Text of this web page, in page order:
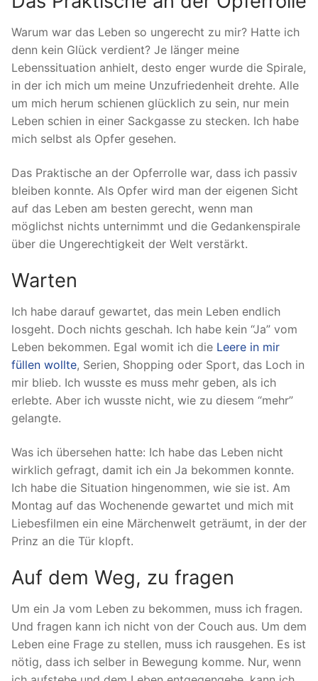
Warum war das Leben so ungerecht zu mir? Hatte ich
denn kein Glück verdient? Je länger meine
Lebenssituation anhielt, desto enger wurde die Spirale,
in der ich mich um meine Unzufriedenheit drehte. Alle
um mich herum schienen glücklich zu sein, nur mein
Leben schien in einer Sackgasse zu stecken. Ich habe
mich selbst als Opfer gesehen.
Das Praktische an der Opferrolle war, dass ich passiv
bleiben konnte. Als Opfer wird man der eigenen Sicht
auf das Leben am besten gerecht, wenn man
möglichst nichts unternimmt und die Gedankenspirale
über die Ungerechtigkeit der Welt verstärkt.
Warten
Ich habe darauf gewartet, das mein Leben endlich
losgeht. Doch nichts geschah. Ich habe kein “Ja” vom
Leben bekommen. Egal womit ich die Leere in mir
füllen wollte, Serien, Shopping oder Sport, das Loch in
mir blieb. Ich wusste es muss mehr geben, als ich
erlebte. Aber ich wusste nicht, wie zu diesem “mehr”
gelangte.
Was ich übersehen hatte: Ich habe das Leben nicht
wirklich gefragt, damit ich ein Ja bekommen konnte.
Ich habe die Situation hingenommen, wie sie ist. Am
Montag auf das Wochenende gewartet und mich mit
Liebesfilmen ein eine Märchenwelt geträumt, in der der
Prinz an die Tür klopft.
Auf dem Weg, zu fragen
Um ein Ja vom Leben zu bekommen, muss ich fragen.
Und fragen kann ich nicht von der Couch aus. Um dem
Leben eine Frage zu stellen, muss ich rausgehen. Es ist
nötig, dass ich selber in Bewegung komme. Nur, wenn